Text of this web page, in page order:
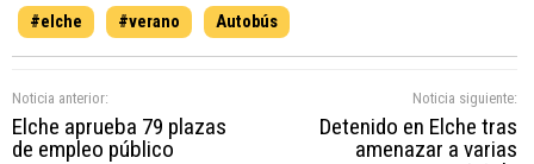
#elche #verano Autobús
Noticia anterior:
Elche aprueba 79 plazas
de empleo público
Noticia siguiente:
Detenido en Elche tras
amenazar a varias